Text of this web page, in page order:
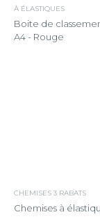
À ÉLASTIQUES
Boite de
A4 - Rouge
CHEMISES 3 RABATS
Chemises à